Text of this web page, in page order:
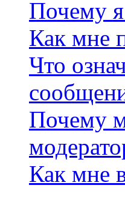
Почему
Как мне
Что
Почему
Как мне